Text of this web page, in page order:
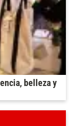
belleza y